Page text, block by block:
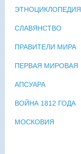
ЭТНОЦИКЛОПЕДИЯ
СЛАВЯНСТВО
ПРАВИТЕЛИ МИРА
ПЕРВАЯ МИРОВАЯ
АПСУАРА
ВОЙНА 1812 ГОДА
МОСКОВИЯ